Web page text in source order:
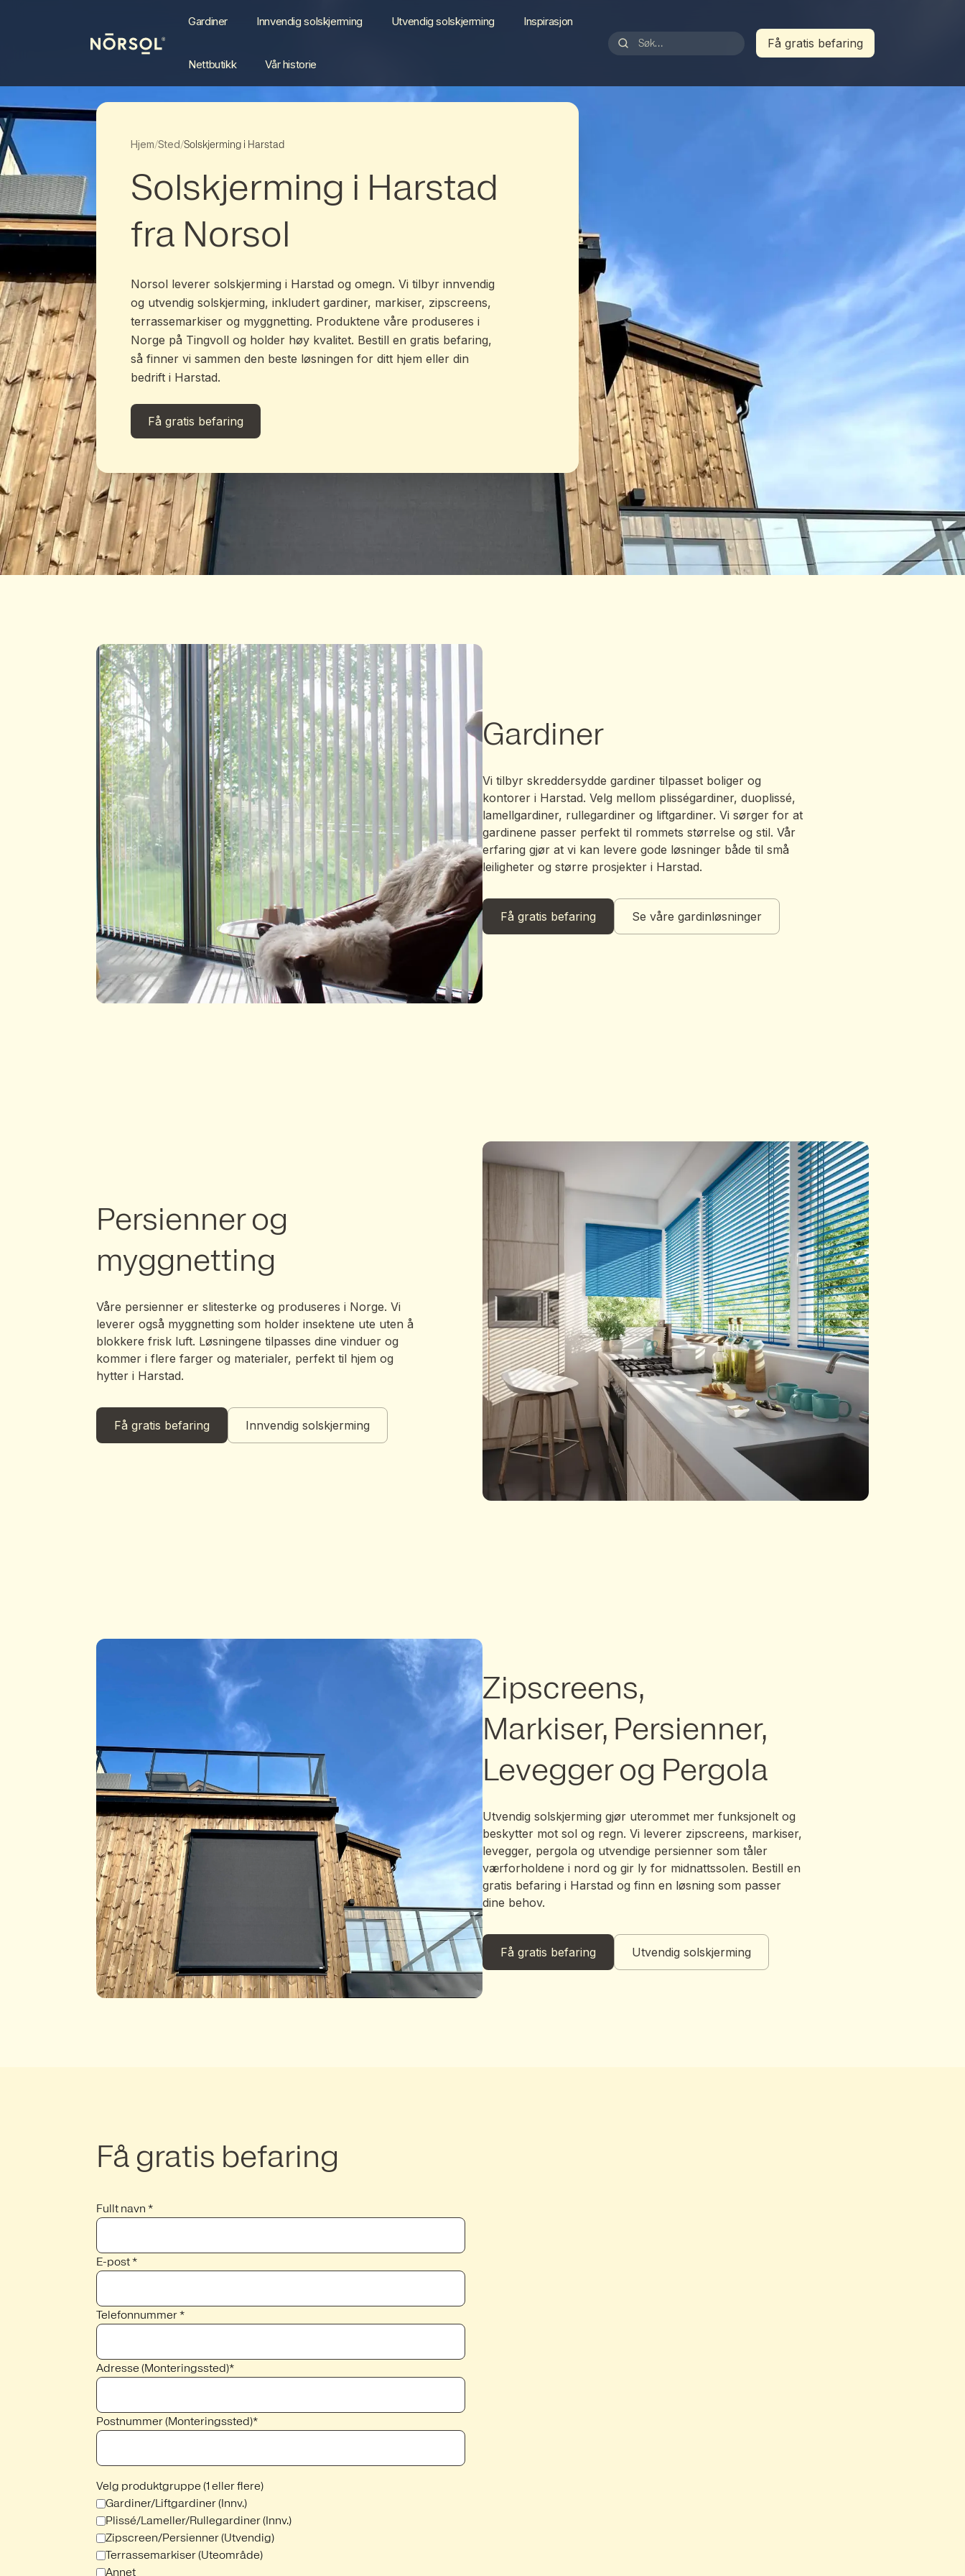
Gardiner Innvendig solskjerming Utvendig solskjerming Inspirasjon
Nettbutikk Vår historie
Få gratis befaring
Hjem/Sted/Solskjerming i Harstad
Solskjerming i Harstad
fra Norsol
Norsol leverer solskjerming i Harstad og omegn. Vi tilbyr innvendig
og utvendig solskjerming, inkludert gardiner, markiser, zipscreens,
terrassemarkiser og myggnetting. Produktene våre produseres i
Norge på Tingvoll og holder høy kvalitet. Bestill en gratis befaring,
så finner vi sammen den beste løsningen for ditt hjem eller din
bedrift i Harstad.
Få gratis befaring
Gardiner
Vi tilbyr skreddersydde gardiner tilpasset boliger og
kontorer i Harstad. Velg mellom plisségardiner, duoplissé,
lamellgardiner, rullegardiner og liftgardiner. Vi sørger for at
gardinene passer perfekt til rommets størrelse og stil. Vår
erfaring gjør at vi kan levere gode løsninger både til små
leiligheter og større prosjekter i Harstad.
Få gratis befaring Se våre gardinløsninger
Persienner og
myggnetting
Våre persienner er slitesterke og produseres i Norge. Vi
leverer også myggnetting som holder insektene ute uten å
blokkere frisk luft. Løsningene tilpasses dine vinduer og
kommer i flere farger og materialer, perfekt til hjem og
hytter i Harstad.
Få gratis befaring Innvendig solskjerming
Zipscreens,
Markiser, Persienner,
Levegger og Pergola
Utvendig solskjerming gjør uterommet mer funksjonelt og
beskytter mot sol og regn. Vi leverer zipscreens, markiser,
levegger, pergola og utvendige persienner som tåler
værforholdene i nord og gir ly for midnattssolen. Bestill en
gratis befaring i Harstad og finn en løsning som passer
dine behov.
Få gratis befaring Utvendig solskjerming
Få gratis befaring
Fullt navn *
E-post *
Telefonnummer *
Adresse (Monteringssted)*
Postnummer (Monteringssted)*
Velg produktgruppe (1 eller flere)
Gardiner/Liftgardiner (Innv.)
Plissé/Lameller/Rullegardiner (Innv.)
Zipscreen/Persienner (Utvendig)
Terrassemarkiser (Uteområde)
Annet